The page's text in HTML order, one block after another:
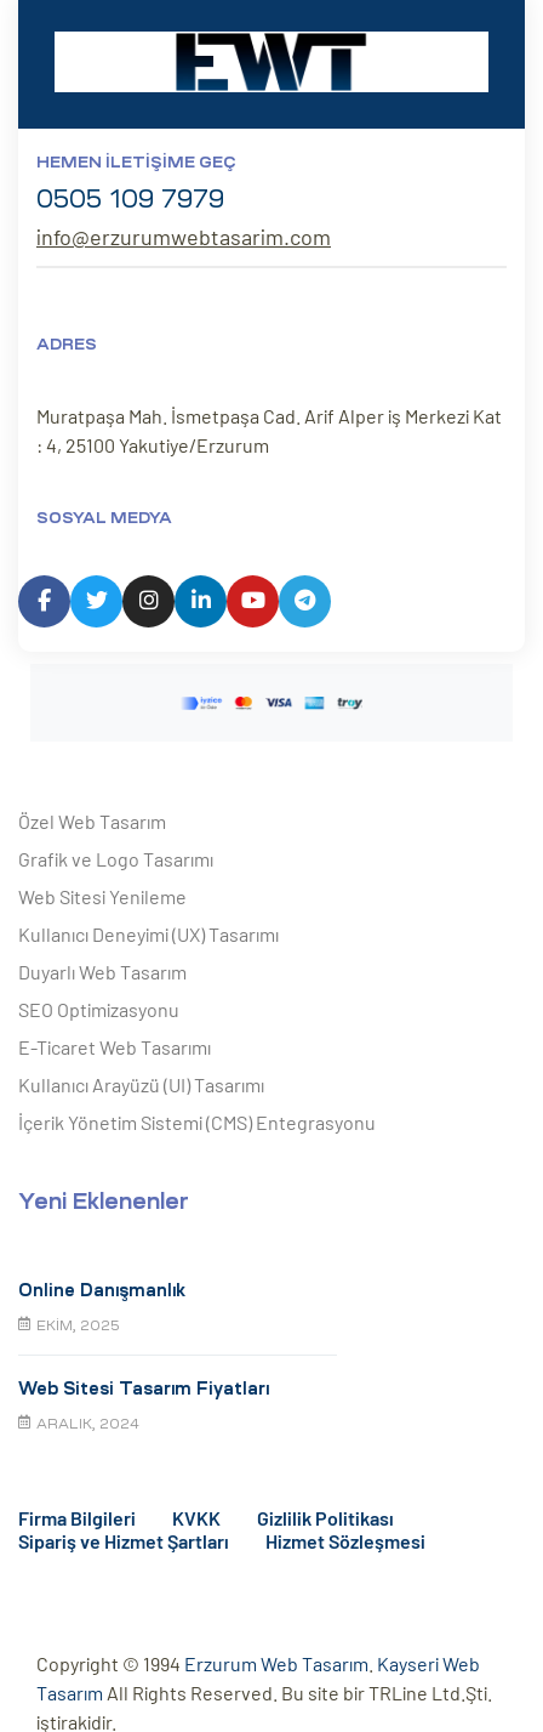
HEMEN İLETIŞIME GEÇ
0505 109 7979
info@erzurumwebtasarim.com
ADRES
Muratpaşa Mah. İsmetpaşa Cad. Arif Alper iş Merkezi Kat
: 4, 25100 Yakutiye/Erzurum
SOSYAL MEDYA
Özel Web Tasarım
Grafik ve Logo Tasarımı
Web Sitesi Yenileme
Kullanıcı Deneyimi (UX) Tasarımı
Duyarlı Web Tasarım
SEO Optimizasyonu
E-Ticaret Web Tasarımı
Kullanıcı Arayüzü (UI) Tasarımı
İçerik Yönetim Sistemi (CMS) Entegrasyonu
Yeni Eklenenler
Online Danışmanlık
EKIM, 2025
Web Sitesi Tasarım Fiyatları
ARALIK, 2024
Firma Bilgileri KVKK
Gizlilik Politikası
Sipariş ve Hizmet Şartları
Hizmet Sözleşmesi
Copyright © 1994 Erzurum Web Tasarım Kayseri Web
Tasarım All Rights Reserved. Bu site bir TRLine Ltd.Şti.
iştirakidir.